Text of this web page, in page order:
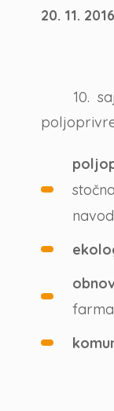
20. 11.
10.